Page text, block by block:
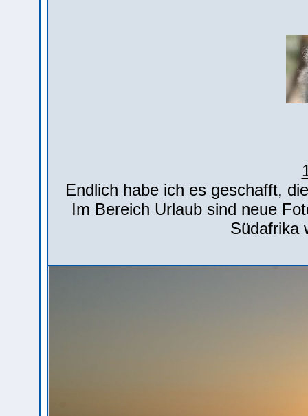
Endlich habe ich es geschafft,
Im Bereich Urlaub sind neue
Südafrika